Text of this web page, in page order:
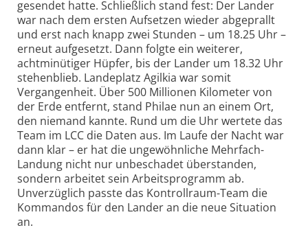
gesendet hatte. Schließlich stand fest: Der Lander
war nach dem ersten Aufsetzen wieder abgeprallt
und erst nach knapp zwei Stunden – um 18.25 Uhr –
erneut aufgesetzt. Dann folgte ein weiterer,
achtminütiger Hüpfer, bis der Lander um 18.32 Uhr
stehenblieb. Landeplatz Agilkia war somit
Vergangenheit. Über 500 Millionen Kilometer von
der Erde entfernt, stand Philae nun an einem Ort,
den niemand kannte. Rund um die Uhr wertete das
Team im LCC die Daten aus. Im Laufe der Nacht war
dann klar – er hat die ungewöhnliche Mehrfach-
Landung nicht nur unbeschadet überstanden,
sondern arbeitet sein Arbeitsprogramm ab.
Unverzüglich passte das Kontrollraum-Team die
Kommandos für den Lander an die neue Situation
an.